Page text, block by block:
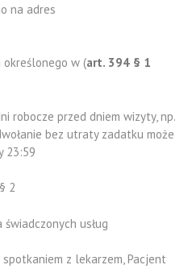
na adres
w (art. 394 § 1
robocze przed dniem wizyty, np.
bez utraty zadatku może
23:59
§ 2
usług
z lekarzem, Pacjent